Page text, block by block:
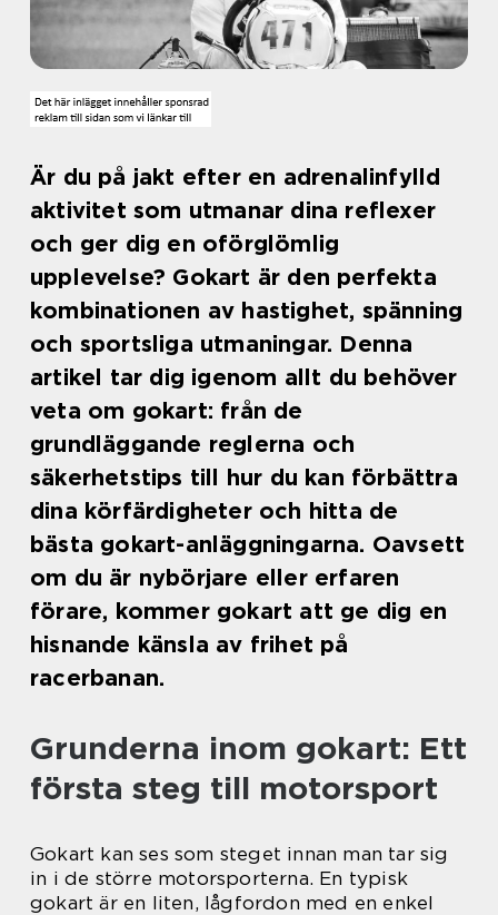
Är du på jakt efter en adrenalinfylld
aktivitet som utmanar dina reflexer
och ger dig en oförglömlig
upplevelse? Gokart är den perfekta
kombinationen av hastighet, spänning
och sportsliga utmaningar. Denna
artikel tar dig igenom allt du behöver
veta om gokart: från de
grundläggande reglerna och
säkerhetstips till hur du kan förbättra
dina körfärdigheter och hitta de
bästa gokart-anläggningarna. Oavsett
om du är nybörjare eller erfaren
förare, kommer gokart att ge dig en
hisnande känsla av frihet på
racerbanan.
Grunderna inom gokart: Ett
första steg till motorsport
Gokart kan ses som steget innan man tar sig
in i de större motorsporterna. En typisk
gokart är en liten, lågfordon med en enkel